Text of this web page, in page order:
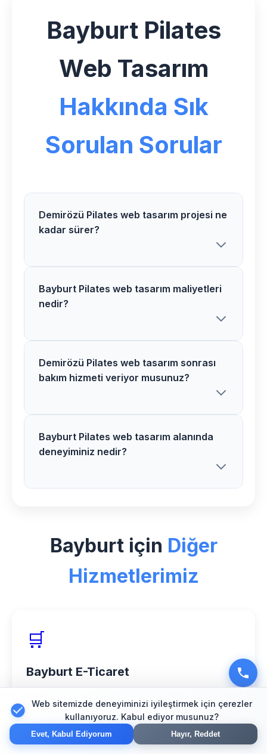
Bayburt Pilates
Web Tasarım
Hakkında Sık
Sorulan Sorular
Demirözü Pilates web tasarım projesi ne
kadar sürer?
Demirözü bölgesindeki Pilates web
tasarım projelerimiz proje kapsamına
alabilirsiniz.
Bayburt Pilates web tasarım maliyetleri
nedir?
Bayburt bölgesinde Pilates web tasarım
maliyetleri proje detaylarına göre
Demirözü Pilates web tasarım sonrası
bakım hizmeti veriyor musunuz?
Evet, Demirözü bölgesindeki tüm Pilates
web tasarım projelerimizde 1 yıl ücretsiz
sunuyoruz.
Bayburt Pilates web tasarım alanında
deneyiminiz nedir?
%98 müşteri memnuniyeti oranımızla
hizmet veriyoruz.
Bayburt için Diğer
Hizmetlerimiz
🛒
Bayburt E-Ticaret
Web sitemizde deneyiminizi iyileştirmek için çerezler
kullanıyoruz. Kabul ediyor musunuz?
Evet, Kabul Ediyorum Hayır, Reddet